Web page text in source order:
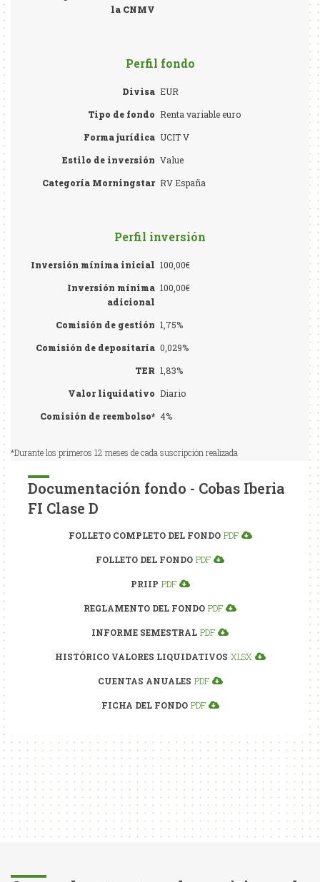
la CNMV
Perfil fondo
Divisa EUR
Tipo de fondo Renta variable euro
Forma jurídica UCIT V
Estilo de inversión Value
Categoría Morningstar RV España
Perfil inversión
Inversión mínima inicial 100,00€
Inversión mínima
adicional
100,00€
Comisión de gestión 1,75%
Comisión de depositaría 0,029%
TER 1,83%
Valor liquidativo Diario
Comisión de reembolso* 4%
*Durante los primeros 12 meses de cada suscripción realizada
Documentación fondo - Cobas Iberia
FI Clase D
FOLLETO COMPLETO DEL FONDO PDF
FOLLETO DEL FONDO PDF
PRIIP PDF
REGLAMENTO DEL FONDO PDF
INFORME SEMESTRAL PDF
HISTÓRICO VALORES LIQUIDATIVOS XLSX
CUENTAS ANUALES PDF
FICHA DEL FONDO PDF